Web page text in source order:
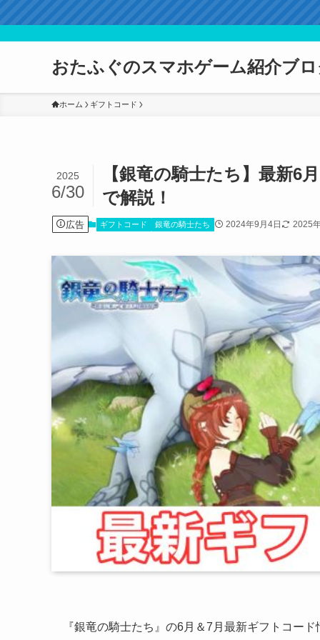
おたふぐのスマホゲーム紹介ブ
ホーム ギフトコード
【銀竜の騎士たち】最新6
で解説！
2025
6/30
広告 ギフトコード 銀竜の騎士たち 2024年9月4日 2025
『銀竜の騎士たち』の6月＆7月最新ギフトコー